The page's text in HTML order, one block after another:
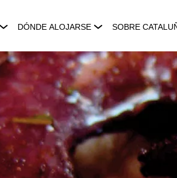
DÓNDE ALOJARSE SOBRE